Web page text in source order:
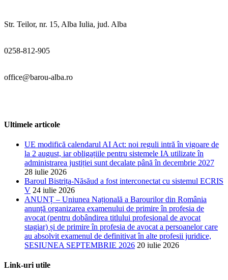
Str. Teilor, nr. 15, Alba Iulia, jud. Alba
0258-812-905
office@barou-alba.ro
Ultimele articole
UE modifică calendarul AI Act: noi reguli intră în vigoare de
la 2 august, iar obligațiile pentru sistemele IA utilizate în
administrarea justiției sunt decalate până în decembrie 2027
28 iulie 2026
Baroul Bistrița-Năsăud a fost interconectat cu sistemul ECRIS
V 24 iulie 2026
ANUNȚ – Uniunea Națională a Barourilor din România
anunță organizarea examenului de primire în profesia de
avocat (pentru dobândirea titlului profesional de avocat
stagiar) și de primire în profesia de avocat a persoanelor care
au absolvit examenul de definitivat în alte profesii juridice,
SESIUNEA SEPTEMBRIE 2026 20 iulie 2026
Link-uri utile